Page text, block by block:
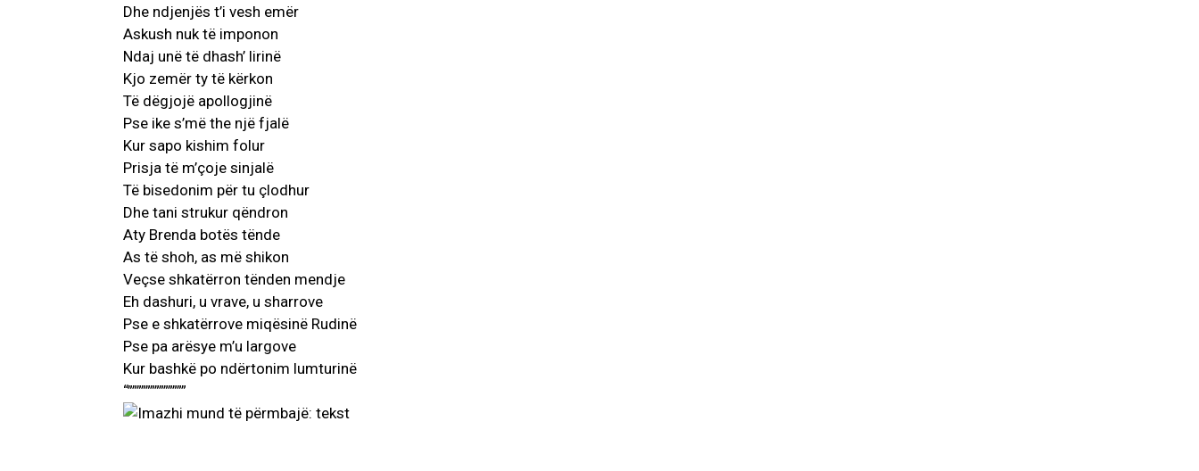
Dhe ndjenjës t’i vesh emër
Askush nuk të imponon
Ndaj unë të dhash’ lirinë
Kjo zemër ty të kërkon
Të dëgjojë apollogjinë
Pse ike s’më the një fjalë
Kur sapo kishim folur
Prisja të m’çoje sinjalë
Të bisedonim për tu çlodhur
Dhe tani strukur qëndron
Aty Brenda botës tënde
As të shoh, as më shikon
Veçse shkatërron tënden mendje
Eh dashuri, u vrave, u sharrove
Pse e shkatërrove miqësinë Rudinë
Pse pa arësye m’u largove
Kur bashkë po ndërtonim lumturinë
“”””””””””””””